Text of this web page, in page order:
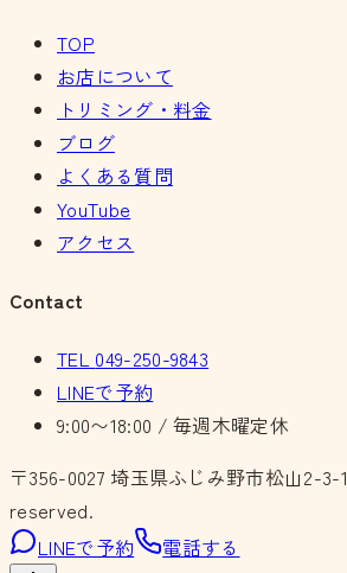
TOP
お店について
トリミング・料金
ブログ
よくある質問
YouTube
アクセス
Contact
TEL 049-250-9843
LINEで予約
9:00〜18:00 / 毎週木曜定休
〒356-0027 埼玉県ふじみ野市松山2-3-1
reserved.
LINEで予約
電話する